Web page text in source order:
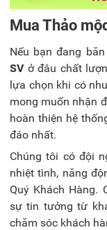
Mua Thảo
Nếu bạn đang
SV ở đâu chất
lựa chọn khi có
mong muốn nhận
hoàn thiện hệ
đáo nhất.
Chúng tôi có đội
nhiệt tình, năng
Quý Khách Hàng.
sự tin tưởng từ
chăm sóc khách